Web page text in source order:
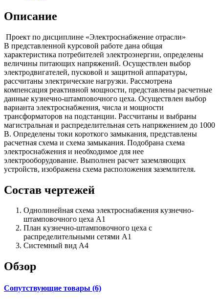
Описание
Проект по дисциплине «Электроснабжение отрасли»
В представленной курсовой работе дана общая
характеристика потребителей электроэнергии, определены
величины питающих напряжений. Осуществлен выбор
электродвигателей, пусковой и защитной аппаратуры,
рассчитаны электрические нагрузки. Рассмотрена
компенсация реактивной мощности, представлены расчетные
данные кузнечно-штамповочного цеха. Осуществлен выбор
варианта электроснабжения, числа и мощности
трансформаторов на подстанции. Рассчитаны и выбраны
магистральная и распределительная сеть напряжением до 1000
В. Определены токи короткого замыкания, представлены
расчетная схема и схема замыкания. Подобрана схема
электроснабжения и необходимое для нее
электрооборудование. Выполнен расчет заземляющих
устройств, изображена схема расположения заземлителя.
Состав чертежей
Однолинейная схема электроснабжения кузнечно-
штамповочного цеха А1
План кузнечно-штамповочного цеха с
распределительными сетями А1
Системный вид А4
Обзор
Сопутствующие товары (6)